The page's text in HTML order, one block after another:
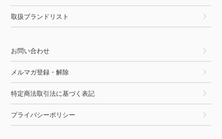
取扱ブランドリスト
お問い合わせ
メルマガ登録・解除
特定商法取引法に基づく表記
プライバシーポリシー